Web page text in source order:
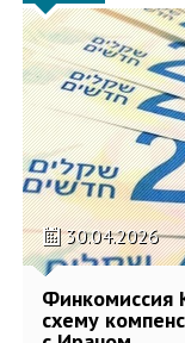
30.04.2026
Финкомиссия
схему